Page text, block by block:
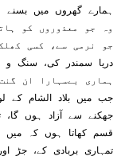
،ہمارے گھروں میں بسنے
،وہ جو معذوروں کو
،جو نرمی سے، کسی
،دریا سمندر کی، سنگ
ہماری بےسہارا ان
جب میں بلاد الشام کے
جھکنے سے آزاد ہوں گا،
قسم کھاتا ہوں کہ میں
،تمہاری بربادی کے، جڑ